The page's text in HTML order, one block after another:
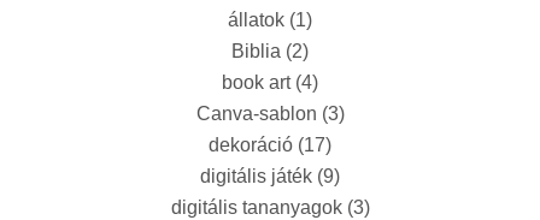
állatok (1)
Biblia (2)
book art(4)
Canva-sablon (3)
dekoráció (17)
digitális játék (9)
digitális tananyagok(3)